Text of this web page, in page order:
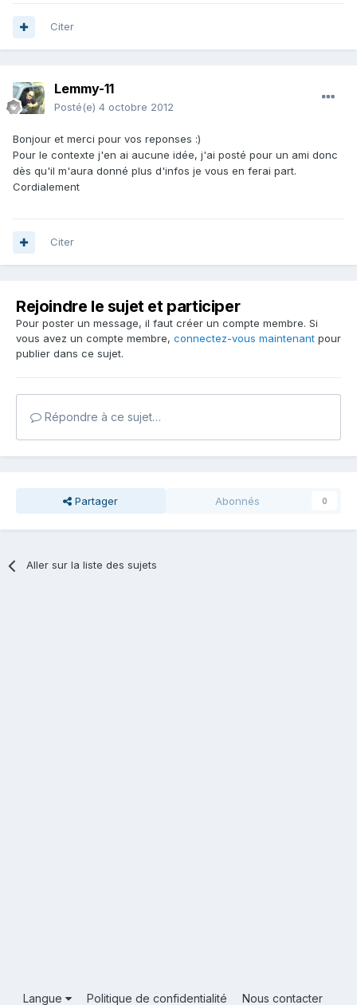
Citer
Lemmy-11
Posté(e) 4 octobre 2012
Bonjour et merci pour vos reponses :)
Pour le contexte j'en ai aucune idée, j'ai posté pour un ami donc
dès qu'il m'aura donné plus d'infos je vous en ferai part.
Cordialement
Citer
Rejoindre le sujet et participer
Pour poster un message, il faut créer un compte membre. Si
vous avez un compte membre, connectez-vous maintenant pour
publier dans ce sujet.
Répondre à ce sujet…
Partager Abonnés 0
Aller sur la liste des sujets
Langue Politique de confidentialité Nous contacter